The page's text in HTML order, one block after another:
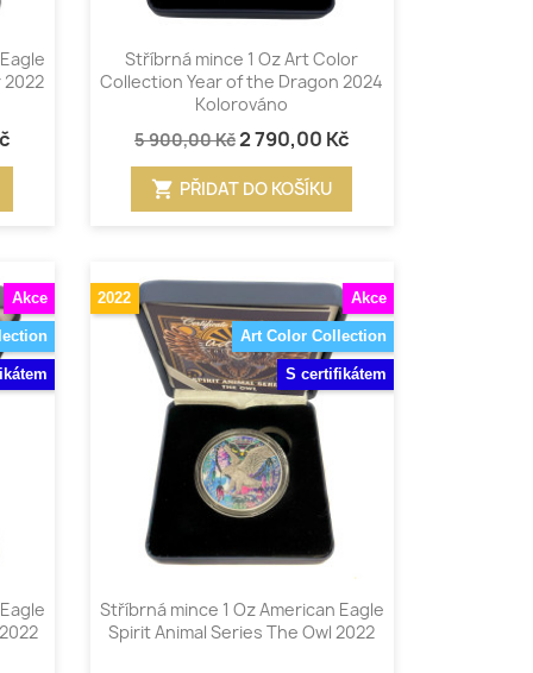
2022
 Rychlý náhled
Stříbrná mince 1 Oz Art Color
Collection Year of the Dragon 2024
Kolorováno
5 900,00 Kč2 790,00 Kč
shopping_cart PŘIDAT DO KOŠÍKU
Akce Akce
Art Color Collection
2022
S certifikátem
Rychlý náhled
Stříbrná mince 1 Oz American Eagle
Spirit Animal Series The Owl 2022